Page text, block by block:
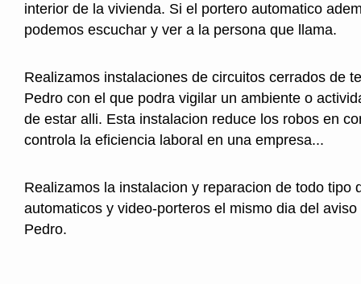
interior de la vivienda. Si el portero automatico
podemos escuchar y ver a la persona que llama.
Realizamos instalaciones de circuitos cerrados de
Pedro con el que podra vigilar un ambiente o
de estar alli. Esta instalacion reduce los robos en
controla la eficiencia laboral en una empresa...
Realizamos la instalacion y reparacion de todo tipo
automaticos y video-porteros el mismo dia del
Pedro.